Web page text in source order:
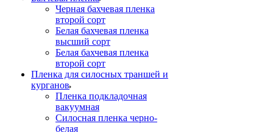
Черная бахчевая пленка
второй сорт
Белая бахчевая пленка
высший сорт
Белая бахчевая пленка
второй сорт
Пленка для силосных траншей и
курганов
Пленка подкладочная
вакуумная
Силосная пленка черно-
белая